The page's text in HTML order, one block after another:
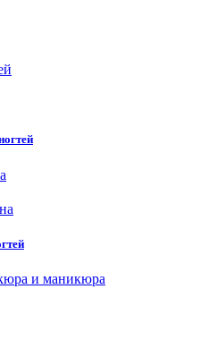
и маникюра